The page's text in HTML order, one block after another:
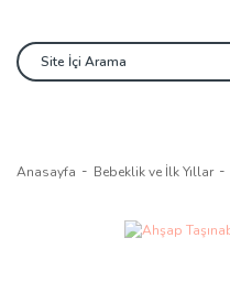
Anasayfa Bebeklik ve İlk Yıllar